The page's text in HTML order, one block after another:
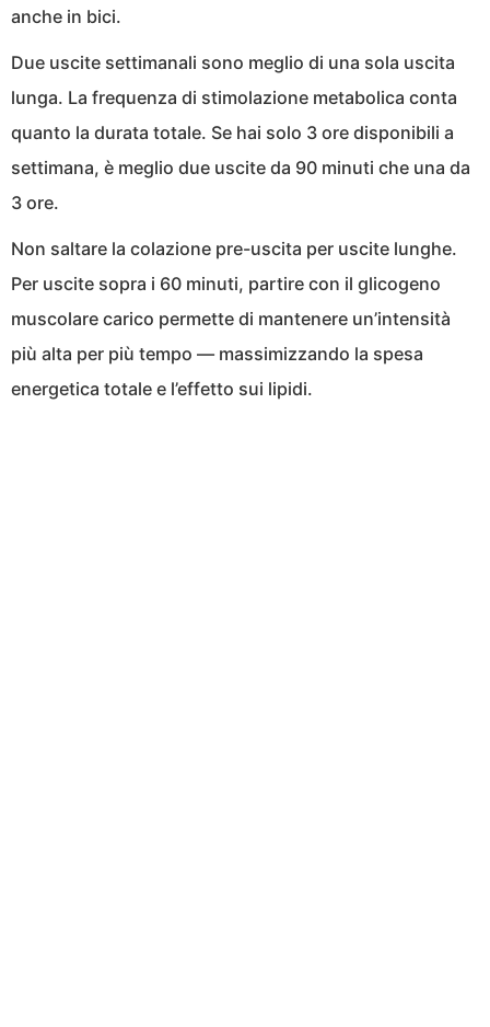
anche in bici.
Due uscite settimanali sono meglio di una sola uscita
lunga. La frequenza di stimolazione metabolica conta
quanto la durata totale. Se hai solo 3 ore disponibili a
settimana, è meglio due uscite da 90 minuti che una da
3 ore.
Non saltare la colazione pre-uscita per uscite lunghe.
Per uscite sopra i 60 minuti, partire con il glicogeno
muscolare carico permette di mantenere un’intensità
più alta per più tempo — massimizzando la spesa
energetica totale e l’effetto sui lipidi.